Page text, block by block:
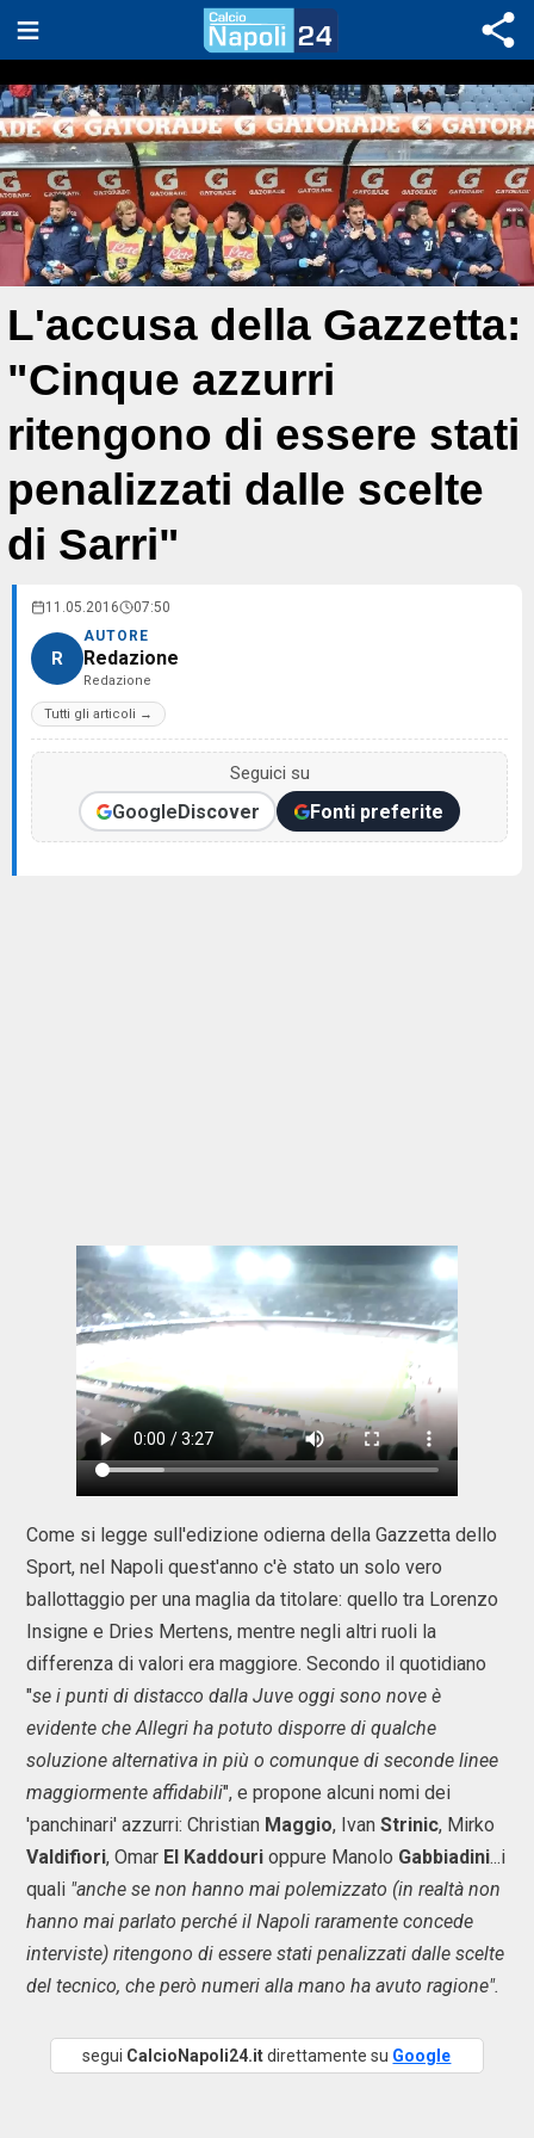
L'accusa della Gazzetta:
"Cinque azzurri
ritengono di essere stati
penalizzati dalle scelte
di Sarri"
11.05.2016 07:50
R
AUTORE
Redazione
Redazione
Tutti gli articoli →
Seguici su
GoogleDiscover Fonti preferite
Come si legge sull'edizione odierna della Gazzetta dello
Sport, nel Napoli quest'anno c'è stato un solo vero
ballottaggio per una maglia da titolare: quello tra Lorenzo
Insigne e Dries Mertens, mentre negli altri ruoli la
differenza di valori era maggiore. Secondo il quotidiano
"se i punti di distacco dalla Juve oggi sono nove è
evidente che Allegri ha potuto disporre di qualche
soluzione alternativa in più o comunque di seconde linee
maggiormente affidabili", e propone alcuni nomi dei
'panchinari' azzurri: Christian Maggio, Ivan Strinic, Mirko
Valdifiori, Omar El Kaddouri oppure Manolo Gabbiadini...i
quali "anche se non hanno mai polemizzato (in realtà non
hanno mai parlato perché il Napoli raramente concede
interviste) ritengono di essere stati penalizzati dalle scelte
del tecnico, che però numeri alla mano ha avuto ragione".
segui CalcioNapoli24.itdirettamente su Google